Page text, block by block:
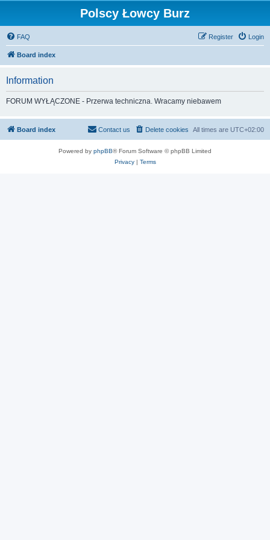
Polscy Łowcy Burz
FAQ Login
Register
Board index
Information
FORUM WYŁĄCZONE - Przerwa techniczna. Wracamy niebawem
Board index All times are UTC+02:00
Delete cookies
Contact us
Powered by phpBB® Forum Software © phpBB Limited
Privacy| Terms